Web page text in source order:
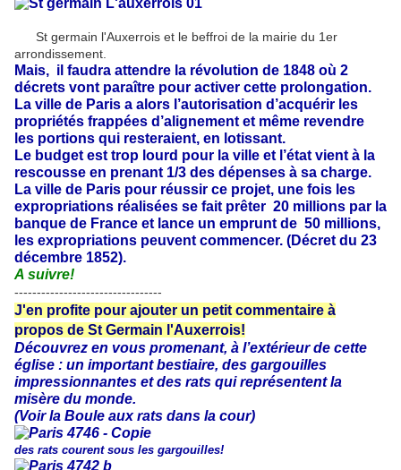
St germain l'Auxerrois et le beffroi de la mairie du 1er
arrondissement.
Mais, il faudra attendre la révolution de 1848 où 2
décrets vont paraître pour activer cette prolongation.
La ville de Paris a alors l’autorisation d’acquérir les
propriétés frappées d’alignement et même revendre
les portions qui resteraient, en lotissant.
Le budget est trop lourd pour la ville et l’état vient à la
rescousse en prenant 1/3 des dépenses à sa charge.
La ville de Paris pour réussir ce projet, une fois les
expropriations réalisées se fait prêter 20 millions par la
banque de France et lance un emprunt de 50 millions,
les expropriations peuvent commencer. (Décret du 23
décembre 1852).
A suivre!
---------------------------------
J'en profite pour ajouter un petit commentaire à
propos de St Germain l'Auxerrois!
Découvrez en vous promenant, à l’extérieur de cette
église : un important bestiaire, des gargouilles
impressionnantes et des rats qui représentent la
misère du monde.
(Voir la Boule aux rats dans la cour)
des rats courent sous les gargouilles!